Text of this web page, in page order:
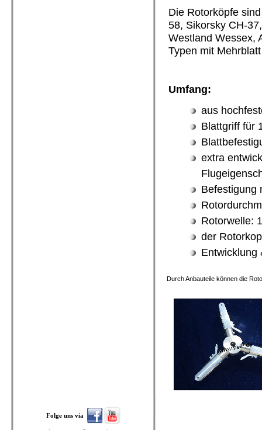
Die Rotorköpfe
58, Sikorsky CH-
Westland Wessex,
Typen mit
Umfang:
aus
Blattgriff für
extra
Befestigung
Rotorwelle:
der
Durch Anbauteile können die
Folge uns via